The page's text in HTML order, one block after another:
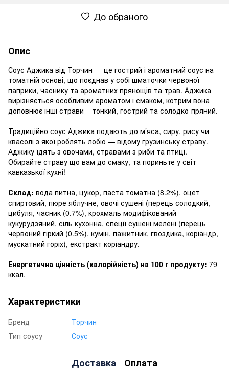
До обраного
Опис
Соус Аджика від Торчин — це гострий і ароматний соус на
томатній основі, що поєднав у собі шматочки червоної
паприки, часнику та ароматних прянощів та трав. Аджика
вирізняється особливим ароматом і смаком, котрим вона
доповнює інші страви – тонкий, гострий та солодко-пряний.
Традиційно соус Аджика подають до м’яса, сиру, рису чи
квасолі з якої роблять лобіо — відому грузинську страву.
Аджику їдять з овочами, стравами з риби та птиці.
Обирайте страву що вам до смаку, та пориньте у світ
кавказької кухні!
Склад: вода питна, цукор, паста томатна (8.2%), оцет
спиртовий, пюре яблучне, овочі сушені (перець солодкий,
цибуля, часник (0.7%), крохмаль модифікований
кукурудзяний, сіль кухонна, спеції сушені мелені (перець
червоний гіркий (0.5%), кумін, пажитник, гвоздика, коріандр,
мускатний горіх), екстракт коріандру.
Енергетична цінність (калорійність) на 100 г продукту: 79
ккал.
Характеристики
Бренд
Торчин
Тип соусу
Соус
Доставка Оплата